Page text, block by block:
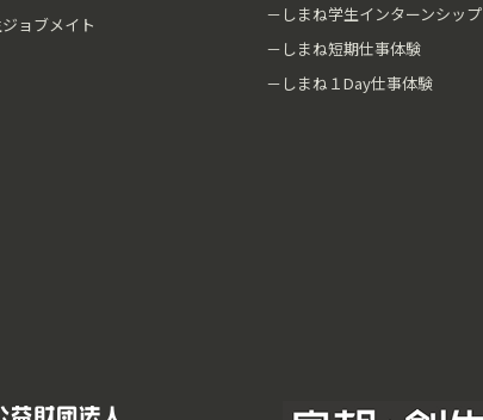
ョブメイト
－しまね学生インターンシップ
－しまね短期仕事体験
－しまね１Day仕事体験